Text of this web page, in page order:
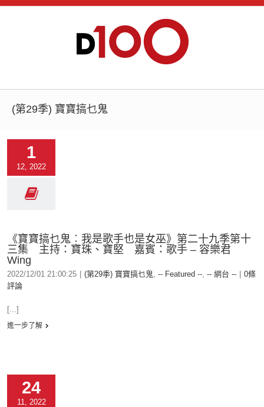
(第29季) 寶寶搞乜鬼
1
12, 2022
《寶寶搞乜鬼︰我是歌手也是女巫》第二十九季第十
三集 主持：寶珠、寶堅 嘉賓：歌手 – 容樂君
Wing
2022/12/01 21:00:25 (第29季) 寶寶搞乜鬼, -- Featured --, -- 網台 --
0條
評論
[...]
進一步了解
24
11, 2022